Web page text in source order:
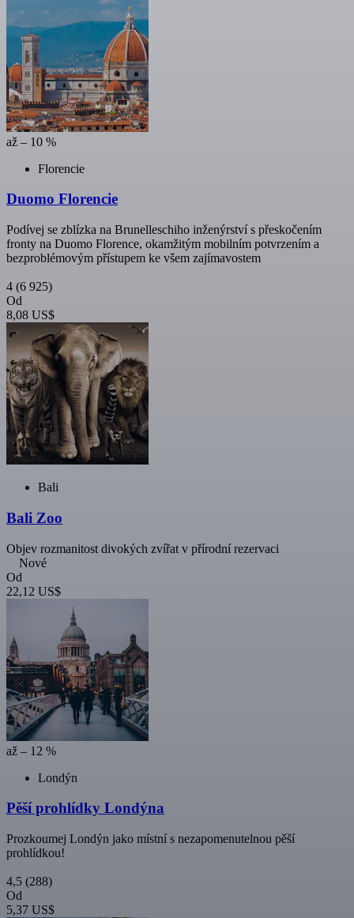
až – 10 %
Florencie
Duomo Florencie
Podívej se zblízka na Brunelleschiho inženýrství s přeskočením
fronty na Duomo Florence, okamžitým mobilním potvrzením a
bezproblémovým přístupem ke všem zajímavostem
4 (6 925)
Od
8,08 US$
Bali
Bali Zoo
Objev rozmanitost divokých zvířat v přírodní rezervaci
Nové
Od
22,12 US$
až – 12 %
Londýn
Pěší prohlídky Londýna
Prozkoumej Londýn jako místní s nezapomenutelnou pěší
prohlídkou!
4,5 (288)
Od
5,37 US$